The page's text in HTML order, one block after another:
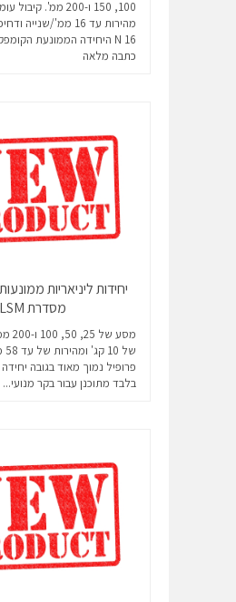
16 N היחידה הממונעת הקומפקטית ביותר...
כתבה מלאה
יחידות ליניאריות
מסדרת LSM
מסע
בלבד מתוכנן עבור בקר מנועי...